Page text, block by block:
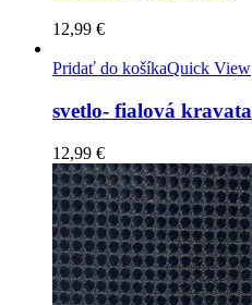
12,99 €
Pridať do košíkaQuick View
svetlo- fialová kravata
12,99 €